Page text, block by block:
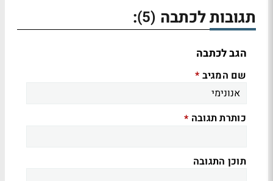
תגובות לכתבה (5)
:
הגב לכתבה
שם המגיב *
כותרת תגובה *
תוכן התגובה